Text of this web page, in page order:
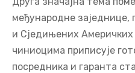
међународне заједнице,
и Сједињених
чиниоцима приписује
посредника и гаранта